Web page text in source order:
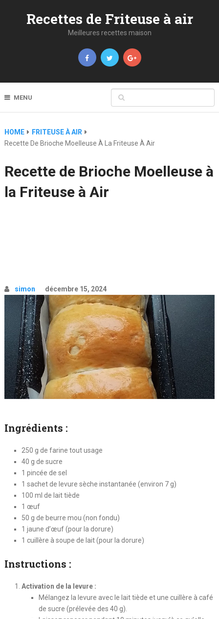
Recettes de Friteuse à air
Meilleures recettes maison
MENU
HOME
FRITEUSE À AIR
Recette De Brioche Moelleuse À La Friteuse À Air
Recette de Brioche Moelleuse à
la Friteuse à Air
simon décembre 15, 2024
Ingrédients :
250 g de farine tout usage
40 g de sucre
1 pincée de sel
1 sachet de levure sèche instantanée (environ 7 g)
100 ml de lait tiède
1 œuf
50 g de beurre mou (non fondu)
1 jaune d’œuf (pour la dorure)
1 cuillère à soupe de lait (pour la dorure)
Instructions :
Activation de la levure :
Mélangez la levure avec le lait tiède et une cuillère à café
de sucre (prélevée des 40 g).